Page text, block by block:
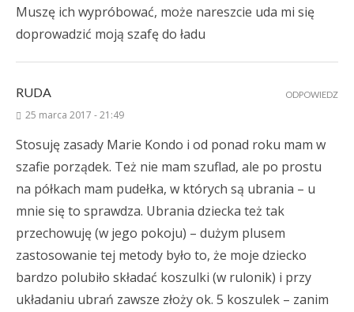
Muszę ich wypróbować, może nareszcie uda mi się
doprowadzić moją szafę do ładu
RUDA
25 marca 2017 - 21:49
Stosuję zasady Marie Kondo i od ponad roku mam w
szafie porządek. Też nie mam szuflad, ale po prostu
na półkach mam pudełka, w których są ubrania – u
mnie się to sprawdza. Ubrania dziecka też tak
przechowuję (w jego pokoju) – dużym plusem
zastosowanie tej metody było to, że moje dziecko
bardzo polubiło składać koszulki (w rulonik) i przy
układaniu ubrań zawsze złoży ok. 5 koszulek – zanim
ODPOWIEDZ